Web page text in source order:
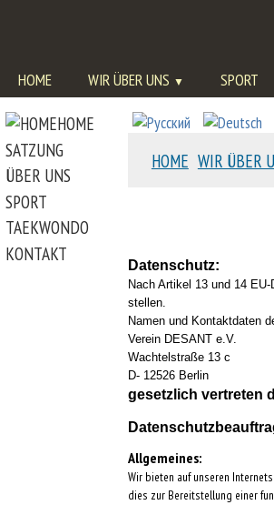
HOME WIR ÜBER UNS SPORT
HOME
SATZUNG
ÜBER UNS
SPORT
TAEKWONDO
KONTAKT
HOME WIR ÜBER
Datenschutz:
Nach Artikel 13 und 14
stellen.
Namen und Kontaktdaten
Verein DESANT e.V.
Wachtelstraße 13 c
D- 12526 Berlin
gesetzlich vertreten
Allgemeines:
Wir bieten auf unseren
dies zur Bereitstellung einer